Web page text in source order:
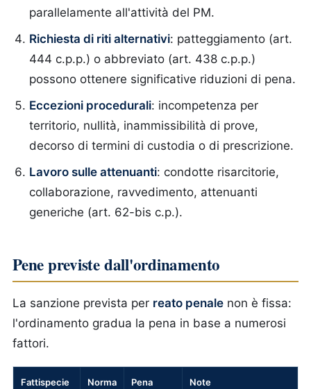
parallelamente all'attività del PM.
Richiesta di riti alternativi: patteggiamento (art.
444 c.p.p.) o abbreviato (art. 438 c.p.p.)
possono ottenere significative riduzioni di pena.
Eccezioni procedurali: incompetenza per
territorio, nullità, inammissibilità di prove,
decorso di termini di custodia o di prescrizione.
Lavoro sulle attenuanti: condotte risarcitorie,
collaborazione, ravvedimento, attenuanti
generiche (art. 62-bis c.p.).
Pene previste dall'ordinamento
La sanzione prevista per reato penale non è fissa:
l'ordinamento gradua la pena in base a numerosi
fattori.
Fattispecie Norma
Pena
Note